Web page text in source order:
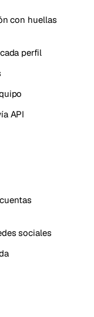
con huellas
perfil
API
sociales